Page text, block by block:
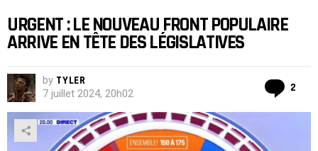
URGENT : LE NOUVEAU FRONT POPULAIRE
ARRIVE EN TÊTE DES LÉGISLATIVES
by TYLER
7 juillet 2024, 20h02 2